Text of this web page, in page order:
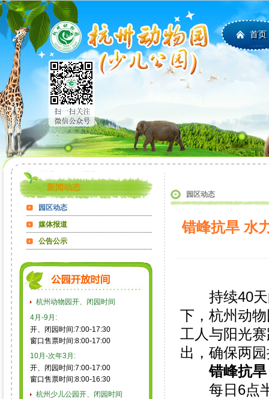
首页
新闻动态
园区动态
媒体报道
公告公示
杭州动物园开、闭园时间
4月-9月:
开、闭园时间:7:00-17:30
窗口售票时间:8:00-17:00
10月-次年3月:
开、闭园时间:7:00-17:00
窗口售票时间:8:00-16:30
杭州少儿公园开、闭园时间
园区动态
错峰抗旱 水
持续40天
下，杭州动
工人与阳光
出，确保两
错峰抗
每日6点半